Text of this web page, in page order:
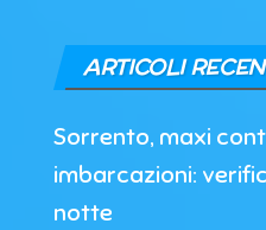
ARTICOLI
Sorrento, maxi
imbarcazioni:
notte